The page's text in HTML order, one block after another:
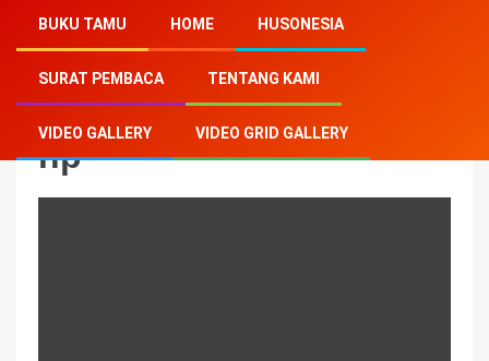
BUKU TAMU HOME HUSONESIA
SURAT PEMBACA TENTANG KAMI
VIDEO GALLERY VIDEO GRID GALLERY
Home-hp
hp